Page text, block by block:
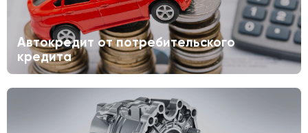
Автокредит от потребительского
кредита